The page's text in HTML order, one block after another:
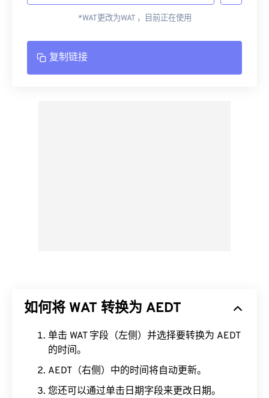
*WAT更改为WAT ，目前正在使用
复制链接
如何将 WAT 转换为 AEDT
单击 WAT 字段（左侧）并选择要转换为 AEDT
的时间。
AEDT（右侧）中的时间将自动更新。
您还可以通过单击日期字段来更改日期。